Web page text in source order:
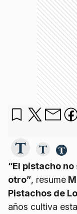
“El pistacho
otro”, resume
Pistachos de
años cultiva